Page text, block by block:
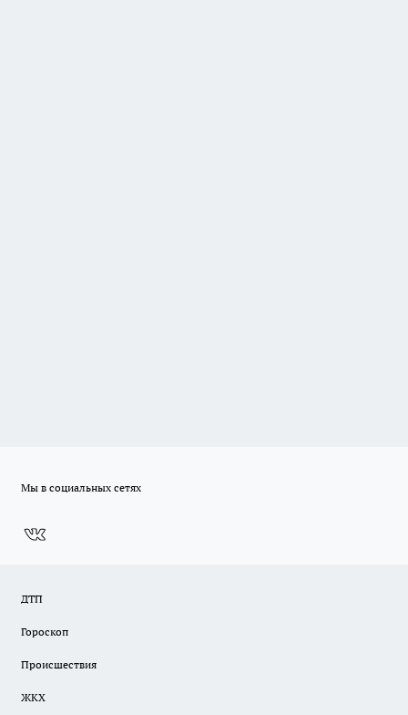
Мы в социальных сетях
ДТП
Гороскоп
Происшествия
ЖКХ